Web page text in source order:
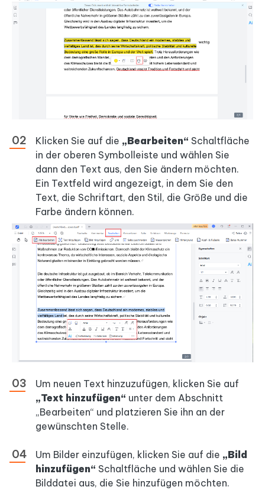
Klicken Sie auf die „Bearbeiten“ Schaltfläche
in der oberen Symbolleiste und wählen Sie
dann den Text aus, den Sie ändern möchten.
Ein Textfeld wird angezeigt, in dem Sie den
Text, die Schriftart, den Stil, die Größe und die
Farbe ändern können.
Um neuen Text hinzuzufügen, klicken Sie auf
„Text hinzufügen“ unter dem Abschnitt
„Bearbeiten“ und platzieren Sie ihn an der
gewünschten Stelle.
Um Bilder einzufügen, klicken Sie auf die „Bild
hinzufügen“ Schaltfläche und wählen Sie die
Bilddatei aus, die Sie hinzufügen möchten.